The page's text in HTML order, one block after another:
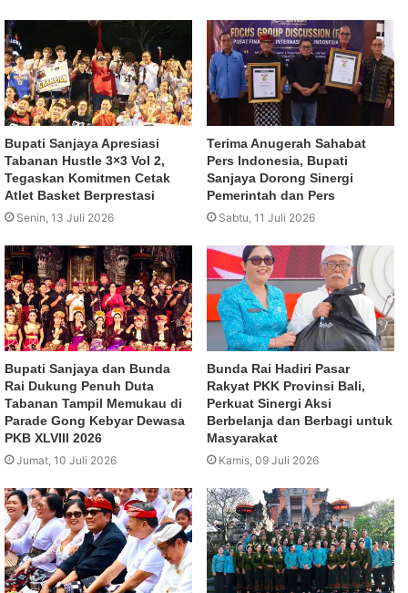
Bupati Sanjaya Apresiasi
Tabanan Hustle 3×3 Vol 2,
Tegaskan Komitmen Cetak
Atlet Basket Berprestasi
Senin, 13 Juli 2026
Terima Anugerah Sahabat
Pers Indonesia, Bupati
Sanjaya Dorong Sinergi
Pemerintah dan Pers
Sabtu, 11 Juli 2026
Bupati Sanjaya dan Bunda
Rai Dukung Penuh Duta
Tabanan Tampil Memukau di
Parade Gong Kebyar Dewasa
PKB XLVIII 2026
Jumat, 10 Juli 2026
Bunda Rai Hadiri Pasar
Rakyat PKK Provinsi Bali,
Perkuat Sinergi Aksi
Berbelanja dan Berbagi untuk
Masyarakat
Kamis, 09 Juli 2026